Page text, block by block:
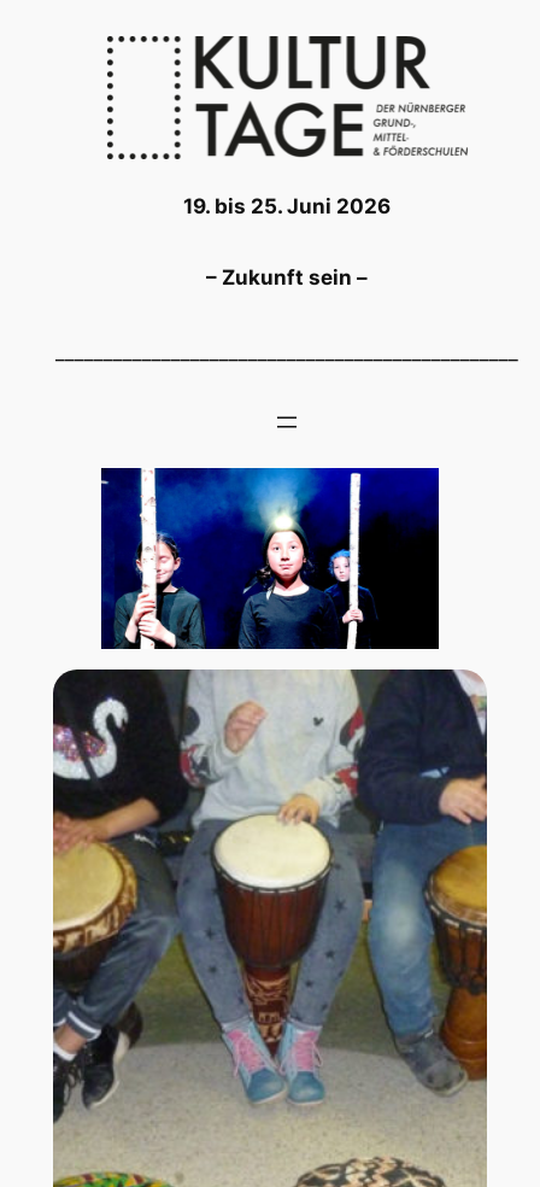
19. bis 25. Juni 2026
– Zukunft sein –